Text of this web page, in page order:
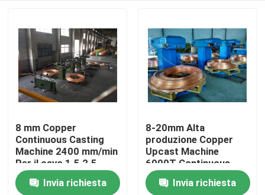
Casa.
Prodotti
8 mm Copper
Continuous Casting
Machine 2400 mm/min
Per il cavo 1.5 2.5
Invia richiesta
8-20mm Alta
produzione Copper
Upcast Machine
6000T Continuous
Casting Machine
Invia richiesta